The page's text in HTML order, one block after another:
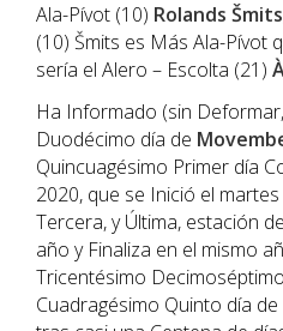
Ala-Pívot (10) Rolands Šmits
(10) Šmits es Más Ala-Pívot
sería el Alero – Escolta (21)
Ha Informado (sin
Duodécimo día de
Quincuagésimo Primer día
2020, que se Inició el
Tercera, y Última, estación
año y Finaliza en el mismo
Tricentésimo
Cuadragésimo Quinto día